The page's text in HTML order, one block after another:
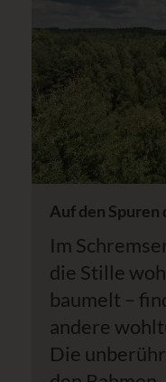
Auf den Spuren
Im
die Stille
baumelt –
andere
Die